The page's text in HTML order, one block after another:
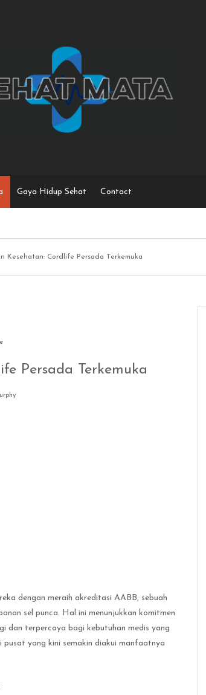
Gaya Hidup Sehat Contact
Kesehatan: Cordlife Persada Terkemuka
Persada Terkemuka
dengan meraih akreditasi AABB, sebuah
sel punca. Hal ini menunjukkan komitmen
dan terpercaya bagi kebutuhan medis yang
yang kini semakin diakui manfaatnya